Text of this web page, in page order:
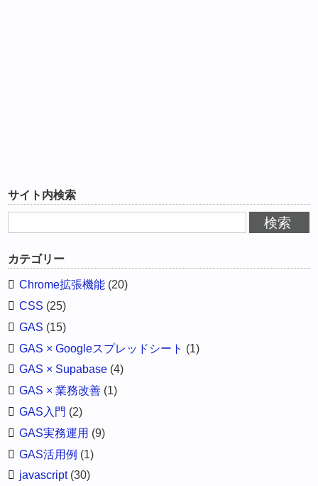
サイト内検索
カテゴリー
Chrome拡張機能 (20)
CSS (25)
GAS (15)
GAS × Googleスプレッドシート (1)
GAS × Supabase (4)
GAS × 業務改善 (1)
GAS入門 (2)
GAS実務運用 (9)
GAS活用例 (1)
javascript(30)